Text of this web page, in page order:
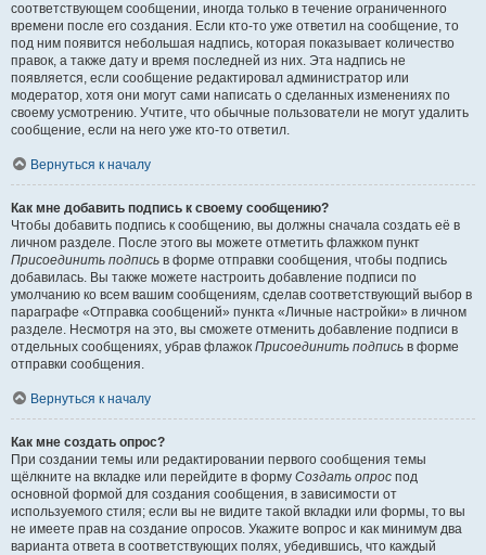
соответствующем сообщении, иногда только в течение ограниченного
времени после его создания. Если кто-то уже ответил на сообщение, то
под ним появится небольшая надпись, которая показывает количество
правок, а также дату и время последней из них. Эта надпись не
появляется, если сообщение редактировал администратор или
модератор, хотя они могут сами написать о сделанных изменениях по
своему усмотрению. Учтите, что обычные пользователи не могут удалить
сообщение, если на него уже кто-то ответил.
Вернуться к началу
Как мне добавить подпись к своему сообщению?
Чтобы добавить подпись к сообщению, вы должны сначала создать её в
личном разделе. После этого вы можете отметить флажком пункт
Присоединить подпись в форме отправки сообщения, чтобы подпись
добавилась. Вы также можете настроить добавление подписи по
умолчанию ко всем вашим сообщениям, сделав соответствующий выбор в
параграфе «Отправка сообщений» пункта «Личные настройки» в личном
разделе. Несмотря на это, вы сможете отменить добавление подписи в
отдельных сообщениях, убрав флажок Присоединить подпись в форме
отправки сообщения.
Вернуться к началу
Как мне создать опрос?
При создании темы или редактировании первого сообщения темы
щёлкните на вкладке или перейдите в форму Создать опрос под
основной формой для создания сообщения, в зависимости от
используемого стиля; если вы не видите такой вкладки или формы, то вы
не имеете прав на создание опросов. Укажите вопрос и как минимум два
варианта ответа в соответствующих полях, убедившись, что каждый